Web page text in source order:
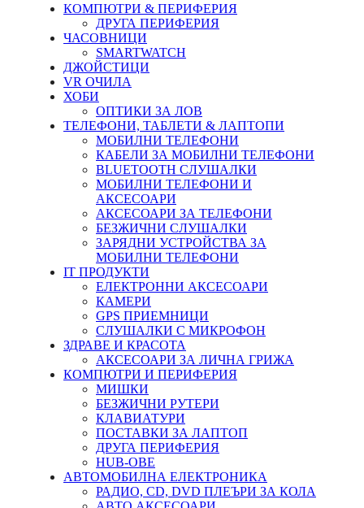
КОМПЮТРИ & ПЕРИФЕРИЯ
ДРУГА ПЕРИФЕРИЯ
ЧАСОВНИЦИ
SMARTWATCH
ДЖОЙСТИЦИ
VR ОЧИЛА
ХОБИ
ОПТИКИ ЗА ЛОВ
ТЕЛЕФОНИ, ТАБЛЕТИ & ЛАПТОПИ
МОБИЛНИ ТЕЛЕФОНИ
КАБЕЛИ ЗА МОБИЛНИ ТЕЛЕФОНИ
BLUETOOTH СЛУШАЛКИ
МОБИЛНИ ТЕЛЕФОНИ И
АКСЕСОАРИ
АКСЕСОАРИ ЗА ТЕЛЕФОНИ
БЕЗЖИЧНИ СЛУШАЛКИ
ЗАРЯДНИ УСТРОЙСТВА ЗА
МОБИЛНИ ТЕЛЕФОНИ
IT ПРОДУКТИ
ЕЛЕКТРОННИ АКСЕСОАРИ
КАМЕРИ
GPS ПРИЕМНИЦИ
СЛУШАЛКИ С МИКРОФОН
ЗДРАВЕ И КРАСОТА
АКСЕСОАРИ ЗА ЛИЧНА ГРИЖА
КОМПЮТРИ И ПЕРИФЕРИЯ
МИШКИ
БЕЗЖИЧНИ РУТЕРИ
КЛАВИАТУРИ
ПОСТАВКИ ЗА ЛАПТОП
ДРУГА ПЕРИФЕРИЯ
HUB-ОВЕ
АВТОМОБИЛНА ЕЛЕКТРОНИКА
РАДИО, CD, DVD ПЛЕЪРИ ЗА КОЛА